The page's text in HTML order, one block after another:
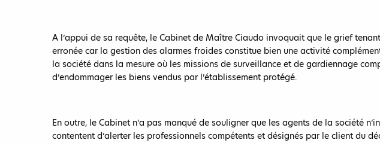
A l’appui de sa requête, le Cabinet de Maître Ciaudo invoquait que le grief
erronée car la gestion des alarmes froides constitue bien une activité
la société dans la mesure où les missions de surveillance et de gardiennage
d’endommager les biens vendus par l’établissement protégé.
En outre, le Cabinet n’a pas manqué de souligner que les agents de la société
contentent d’alerter les professionnels compétents et désignés par le client du